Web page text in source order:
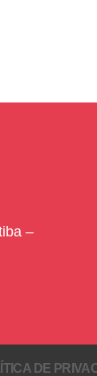
–
DE